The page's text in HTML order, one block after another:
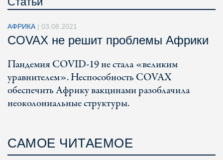
АФРИКА | 03.08.2021
COVAX не решит проблемы Африки
Пандемия COVID-19 не стала «великим
уравнителем». Неспособность COVAX
обеспечить Африку вакцинами разоблачила
неоколониальные структуры.
САМОЕ ЧИТАЕМОЕ